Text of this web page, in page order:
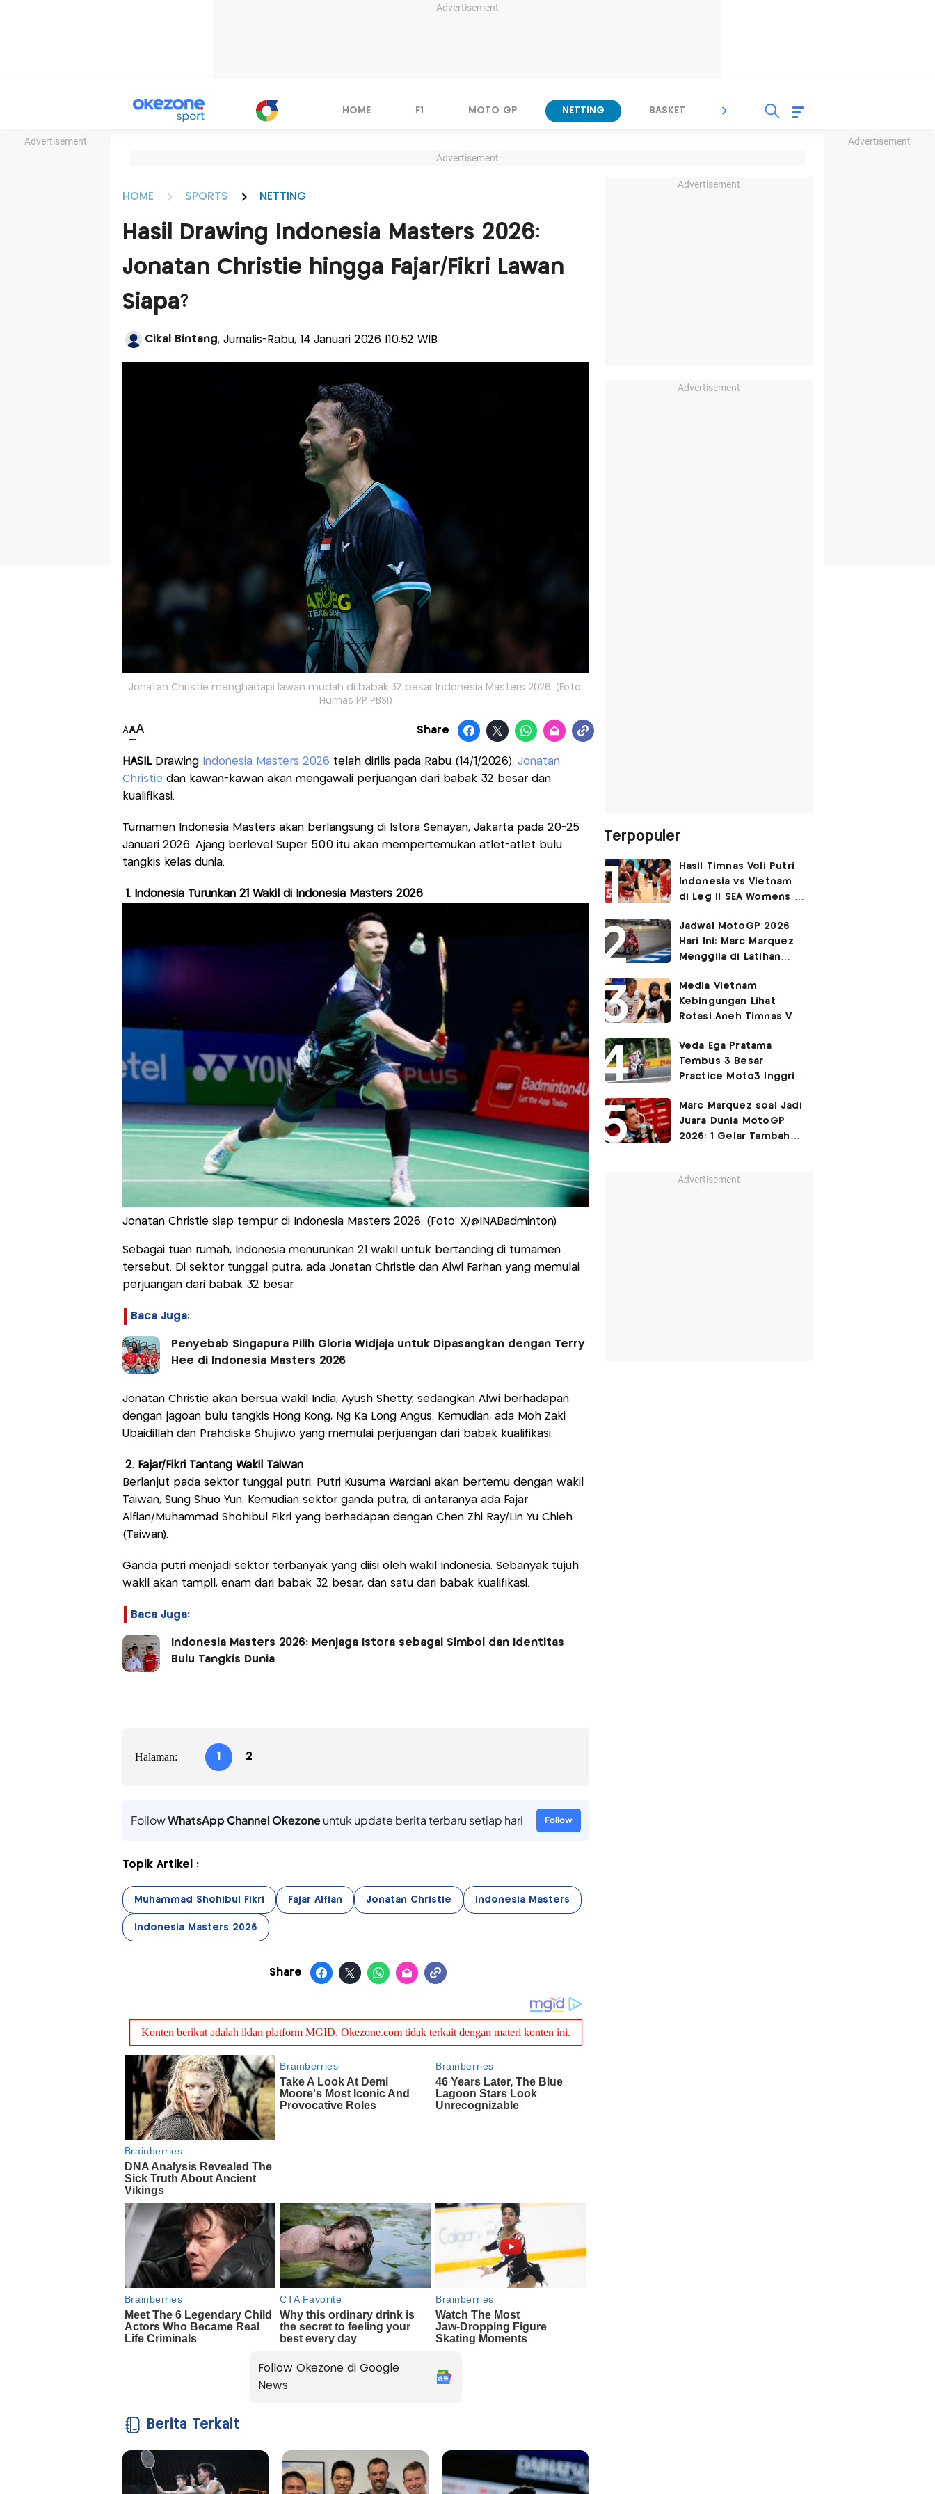
Advertisement
Advertisement Advertisement
HOME F1 MOTO GP NETTING BASKET SPORT LAIN
Advertisement
HOME SPORTS NETTING
Hasil Drawing Indonesia Masters 2026:
Jonatan Christie hingga Fajar/Fikri Lawan
Siapa?
Cikal Bintang, Jurnalis-Rabu, 14 Januari 2026 |10:52 WIB
Jonatan Christie menghadapi lawan mudah di babak 32 besar Indonesia Masters 2026. (Foto:
Humas PP PBSI)
AAA Share
HASIL Drawing Indonesia Masters 2026 telah dirilis pada Rabu (14/1/2026). Jonatan
Christie dan kawan-kawan akan mengawali perjuangan dari babak 32 besar dan
kualifikasi.
Turnamen Indonesia Masters akan berlangsung di Istora Senayan, Jakarta pada 20-25
Januari 2026. Ajang berlevel Super 500 itu akan mempertemukan atlet-atlet bulu
tangkis kelas dunia.
1. Indonesia Turunkan 21 Wakil di Indonesia Masters 2026
Jonatan Christie siap tempur di Indonesia Masters 2026. (Foto: X/@INABadminton)
Sebagai tuan rumah, Indonesia menurunkan 21 wakil untuk bertanding di turnamen
tersebut. Di sektor tunggal putra, ada Jonatan Christie dan Alwi Farhan yang memulai
perjuangan dari babak 32 besar.
Baca Juga:
Penyebab Singapura Pilih Gloria Widjaja untuk Dipasangkan dengan Terry
Hee di Indonesia Masters 2026
Jonatan Christie akan bersua wakil India, Ayush Shetty, sedangkan Alwi berhadapan
dengan jagoan bulu tangkis Hong Kong, Ng Ka Long Angus. Kemudian, ada Moh Zaki
Ubaidillah dan Prahdiska Shujiwo yang memulai perjuangan dari babak kualifikasi.
2. Fajar/Fikri Tantang Wakil Taiwan
Berlanjut pada sektor tunggal putri, Putri Kusuma Wardani akan bertemu dengan wakil
Taiwan, Sung Shuo Yun. Kemudian sektor ganda putra, di antaranya ada Fajar
Alfian/Muhammad Shohibul Fikri yang berhadapan dengan Chen Zhi Ray/Lin Yu Chieh
(Taiwan).
Ganda putri menjadi sektor terbanyak yang diisi oleh wakil Indonesia. Sebanyak tujuh
wakil akan tampil, enam dari babak 32 besar, dan satu dari babak kualifikasi.
Baca Juga:
Indonesia Masters 2026: Menjaga Istora sebagai Simbol dan Identitas
Bulu Tangkis Dunia
Halaman: 1 2
FollowWhatsApp Channel Okezoneuntuk update berita terbaru setiap hari Follow
Topik Artikel :
Muhammad Shohibul Fikri Fajar Alfian Jonatan Christie Indonesia Masters
Indonesia Masters 2026
Share
Follow Okezone di Google
News
Berita Terkait
Advertisement
Advertisement
Terpopuler
Hasil Timnas Voli Putri
Indonesia vs Vietnam
di Leg II SEA Womens V
Garuda Pertiwi Menang
3-2
Jadwal MotoGP 2026
Hari Ini: Marc Marquez
Menggila di Latihan
Media Vietnam
Kebingungan Lihat
Rotasi Aneh Timnas Voli
SEA Womens V Cup
2026
Veda Ega Pratama
Tembus 3 Besar
Practice Moto3 Inggris
di Kualifikasi?
Marc Marquez soal Jadi
Juara Dunia MotoGP
2026: 1 Gelar Tambahan
Advertisement